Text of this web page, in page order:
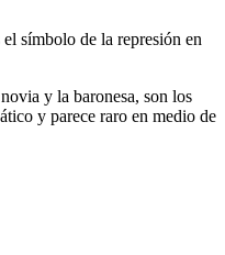
símbolo de la represión en
y la baronesa, son los
y parece raro en medio de